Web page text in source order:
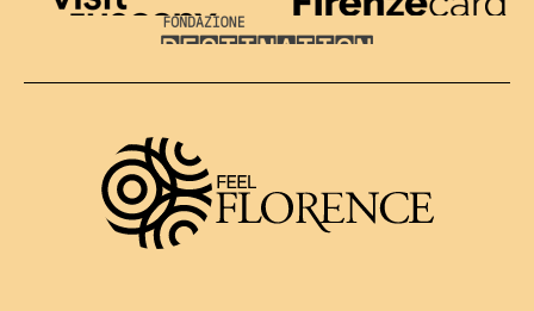
Visit Tuscany
Firenze Card
Destination Florence